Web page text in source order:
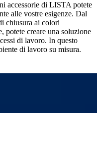
accessorie di LISTA potete
alle vostre esigenze. Dal
chiusura ai colori
potete creare una soluzione
di lavoro. In questo
di lavoro su misura.